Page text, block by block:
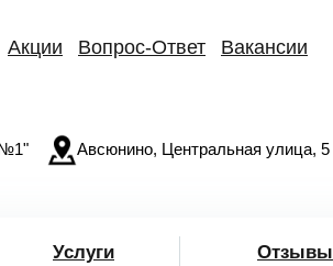
Акции Вопрос-Ответ Вакансии
Авсюнино, Центральная улица, 5
Услуги Отзывы